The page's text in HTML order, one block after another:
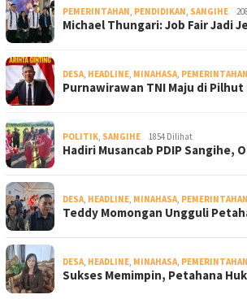
PEMERINTAHAN, PENDIDIKAN, SANGIHE
Michael Thungari: Job Fair Jadi
DESA, HEADLINE, MINAHASA, PEMERINTAHAN
Purnawirawan TNI Maju di
POLITIK, SANGIHE 1854 Dilihat
Hadiri Musancab PDIP Sangihe,
DESA, HEADLINE, MINAHASA, PEMERINTAHAN
Teddy Momongan Ungguli
DESA, HEADLINE, MINAHASA, PEMERINTAHAN
Sukses Memimpin, Petahana